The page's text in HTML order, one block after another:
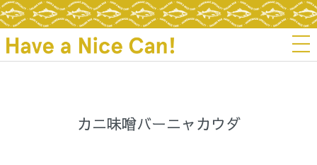
カニ味噌バーニャカウダ